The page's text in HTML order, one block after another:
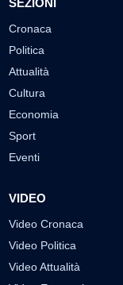
SEZIONI
Cronaca
Politica
Attualità
Cultura
Economia
Sport
Eventi
VIDEO
Video Cronaca
Video Politica
Video Attualità